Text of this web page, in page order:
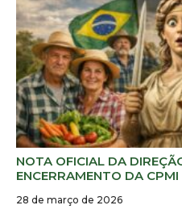
NOTA OFICIAL DA
ENCERRAMENTO DA CPMI
28 de março de 2026